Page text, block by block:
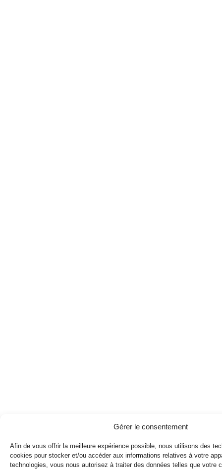
Gérer le consentement
Afin de vous offrir la meilleure expérience possible, nous utilisons des
cookies pour stocker et/ou accéder aux informations relatives à votre
technologies, vous nous autorisez à traiter des données telles que votre